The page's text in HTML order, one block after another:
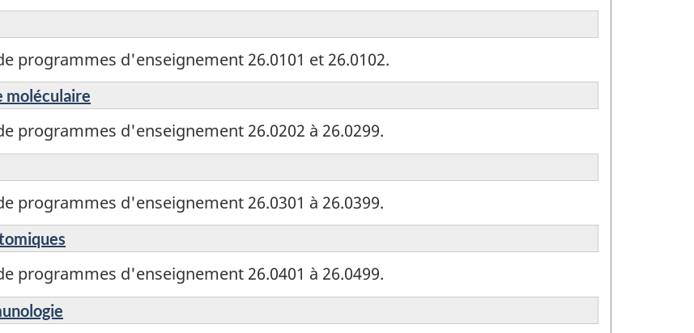
programmes d'enseignement 26.0101 et 26.0102.
moléculaire
programmes d'enseignement 26.0202 à 26.0299.
programmes d'enseignement 26.0301 à 26.0399.
programmes d'enseignement 26.0401 à 26.0499.